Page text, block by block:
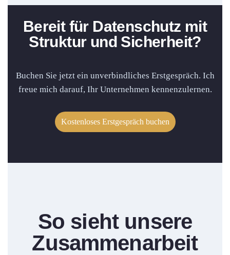
Bereit für Datenschutz mit
Struktur und Sicherheit?
Buchen Sie jetzt ein unverbindliches Erstgespräch. Ich
freue mich darauf, Ihr Unternehmen kennenzulernen.
Kostenloses Erstgespräch buchen
So sieht unsere
Zusammen­arbeit